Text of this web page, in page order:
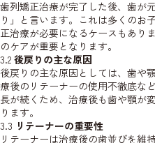
歯列矯正治療が完了した後、歯が
り」と言います。これは多くのお
正治療が必要になるケースもあり
のケアが重要となります。
3.2 後戻りの主な原因
後戻りの主な原因としては、歯や
療後のリテーナーの使用不徹底な
長が続くため、治療後も歯や顎が
ります。
3.3 リテーナーの重要性
リテーナーは治療後の歯並びを維